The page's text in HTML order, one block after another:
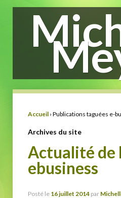
Accueil › Publications taguées e-
Archives du site
Actualité de
ebusiness
Posté le 16 juillet 2014 par